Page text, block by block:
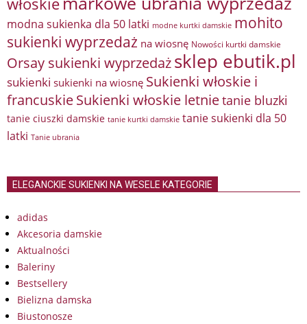
włoskie
modna sukienka dla 50 latki modne kurtki damskie mohito
sukienki wyprzedaż na wiosnę Nowości kurtki damskie
Orsay sukienki wyprzedażsklep ebutik.pl
sukienki sukienki na wiosnę Sukienki włoskie i
francuskieSukienki włoskie letnietanie bluzki
tanie ciuszki damskie tanie kurtki damskie tanie sukienki dla 50
latki Tanie ubrania
ELEGANCKIE SUKIENKI NA WESELE KATEGORIE
adidas
Akcesoria damskie
Aktualności
Baleriny
Bestsellery
Bielizna damska
Biustonosze